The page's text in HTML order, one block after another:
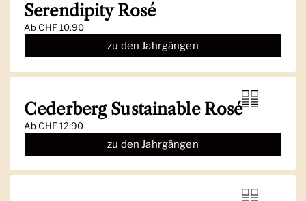
Serendipity Rosé
AbCHF 10.90
zu den Jahrgängen
Cederberg Sustainable Rosé
AbCHF 12.90
zu den Jahrgängen